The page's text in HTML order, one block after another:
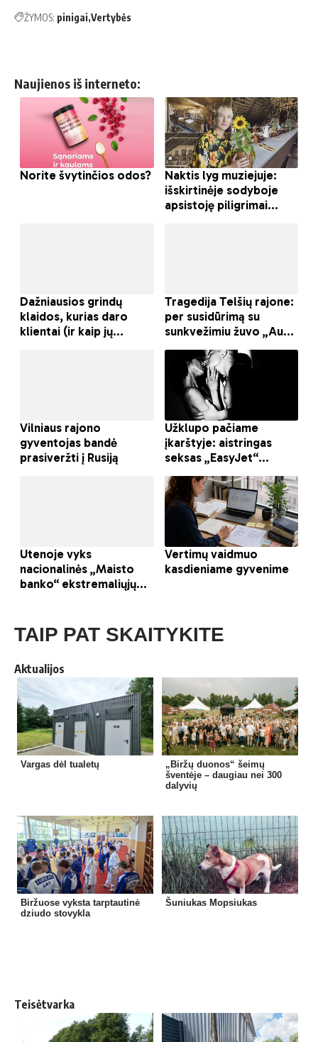
ŽYMOS: pinigai Vertybės
Naujienos iš interneto:
TAIP PAT SKAITYKITE
Aktualijos
Vargas dėl tualetų
„Biržų duonos“ šeimų
šventėje – daugiau nei 300
dalyvių
Biržuose vyksta tarptautinė
dziudo stovykla
Šuniukas Mopsiukas
Teisėtvarka